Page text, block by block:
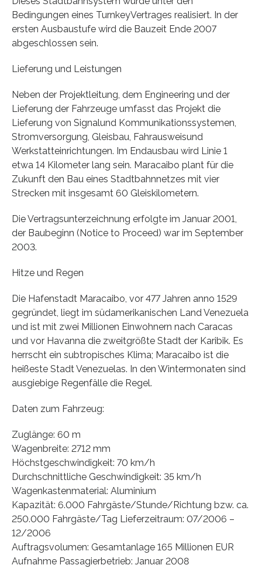
Bedingungen eines TurnkeyVertrages realisiert. In der
ersten Ausbaustufe wird die Bauzeit Ende 2007
abgeschlossen sein.
Lieferung und Leistungen
Neben der Projektleitung, dem Engineering und der
Lieferung der Fahrzeuge umfasst das Projekt die
Lieferung von Signalund Kommunikationssystemen,
Stromversorgung, Gleisbau, Fahrausweisund
Werkstatteinrichtungen. Im Endausbau wird Linie 1
etwa 14 Kilometer lang sein. Maracaibo plant für die
Zukunft den Bau eines Stadtbahnnetzes mit vier
Strecken mit insgesamt 60 Gleiskilometern.
Die Vertragsunterzeichnung erfolgte im Januar 2001,
der Baubeginn (Notice to Proceed) war im September
2003.
Hitze und Regen
Die Hafenstadt Maracaibo, vor 477 Jahren anno 1529
gegründet, liegt im südamerikanischen Land Venezuela
und ist mit zwei Millionen Einwohnern nach Caracas
und vor Havanna die zweitgrößte Stadt der Karibik. Es
herrscht ein subtropisches Klima; Maracaibo ist die
heißeste Stadt Venezuelas. In den Wintermonaten sind
ausgiebige Regenfälle die Regel.
Daten zum Fahrzeug:
Zuglänge: 60 m
Wagenbreite: 2712 mm
Höchstgeschwindigkeit: 70 km/h
Durchschnittliche Geschwindigkeit: 35 km/h
Wagenkastenmaterial: Aluminium
Kapazität: 6.000 Fahrgäste/Stunde/Richtung bzw. ca.
250.000 Fahrgäste/Tag Lieferzeitraum: 07/2006 –
12/2006
Auftragsvolumen: Gesamtanlage 165 Millionen EUR
Aufnahme Passagierbetrieb: Januar 2008